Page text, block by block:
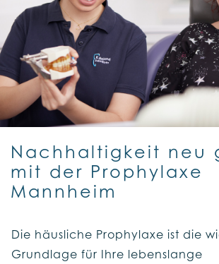
Nachhaltigkeit neu
mit der Prophylaxe
Mannheim
Die häusliche Prophylaxe ist die
Grundlage für Ihre lebenslange